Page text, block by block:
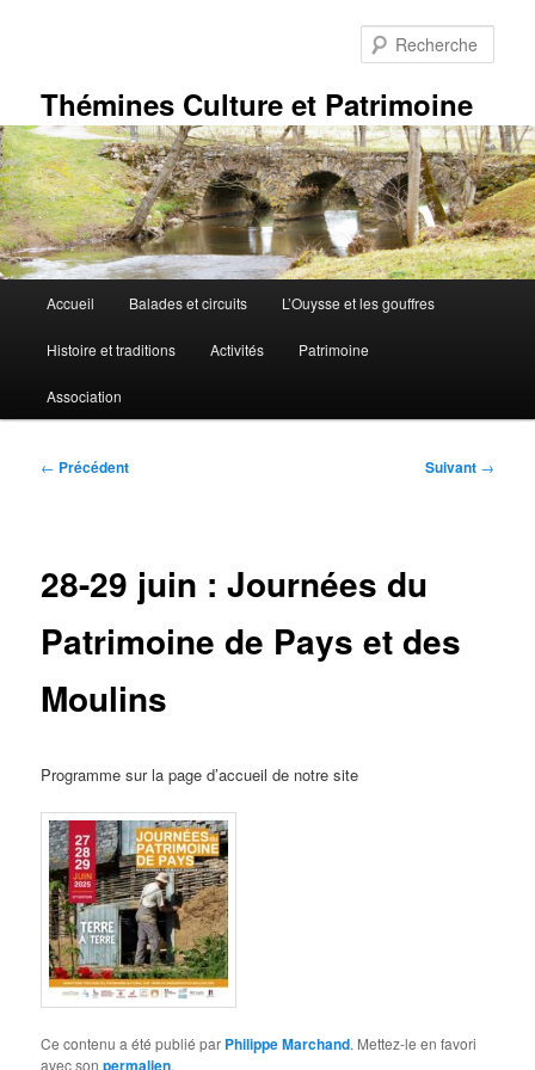
Thémines Culture et Patrimoine
principal
Accueil Balades et circuits L’Ouysse et les gouffres
Histoire et traditions Activités Patrimoine
Association
Navigation
← Précédent Suivant →
28-29 juin : Journées du
Patrimoine de Pays et des
Moulins
Programme sur la page d’accueil de notre site
Ce contenu a été publié par Philippe Marchand. Mettez-le en favori
avec sonpermalien.